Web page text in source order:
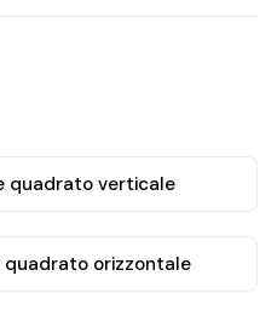
quadrato verticale
quadrato orizzontale